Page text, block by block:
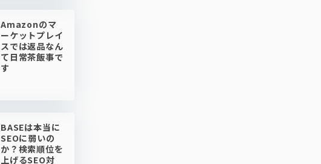
Amazonのマ
ーケットプレイ
スでは返品なん
て日常茶飯事で
す
BASEは本当に
SEOに弱いの
か？検索順位を
上げるSEO対